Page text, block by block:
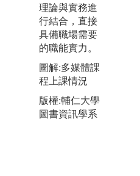
史」、「資料
編輯」等課程
中習得本領域
之相關理論，
並應用於分組
調査或個案研
究報告中。
圖解:文物保存
課程
理論與實務進
行結合，直接
具備職場需要
的職能實力。
圖解:多媒體課
程上課情況
版權:輔仁大學
圖書資訊學系